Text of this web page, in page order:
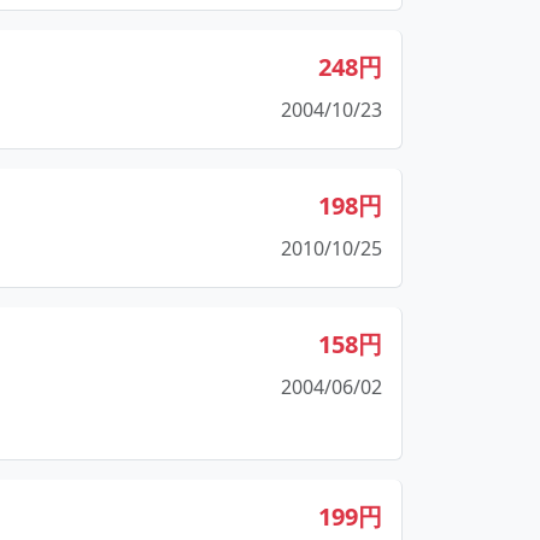
248円
2004/10/23
198円
2010/10/25
158円
2004/06/02
199円